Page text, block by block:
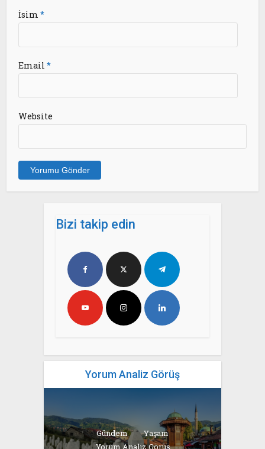
İsim*
Email*
Website
Bizi takip edin
Yorum Analiz Görüş
Gündem
Yaşam
Yorum Analiz Görüş